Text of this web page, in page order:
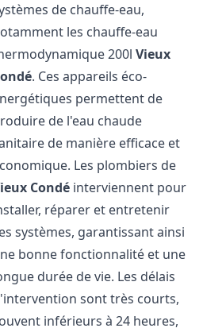
de chauffe-eau,
les chauffe-eau
200lVieux
. Ces appareils éco-
permettent de
de l'eau chaude
de manière efficace et
Les plombiers de
Condé interviennent pour
réparer et entretenir
systèmes, garantissant ainsi
bonne fonctionnalité et une
durée de vie. Les délais
sont très courts,
inférieurs à 24 heures,